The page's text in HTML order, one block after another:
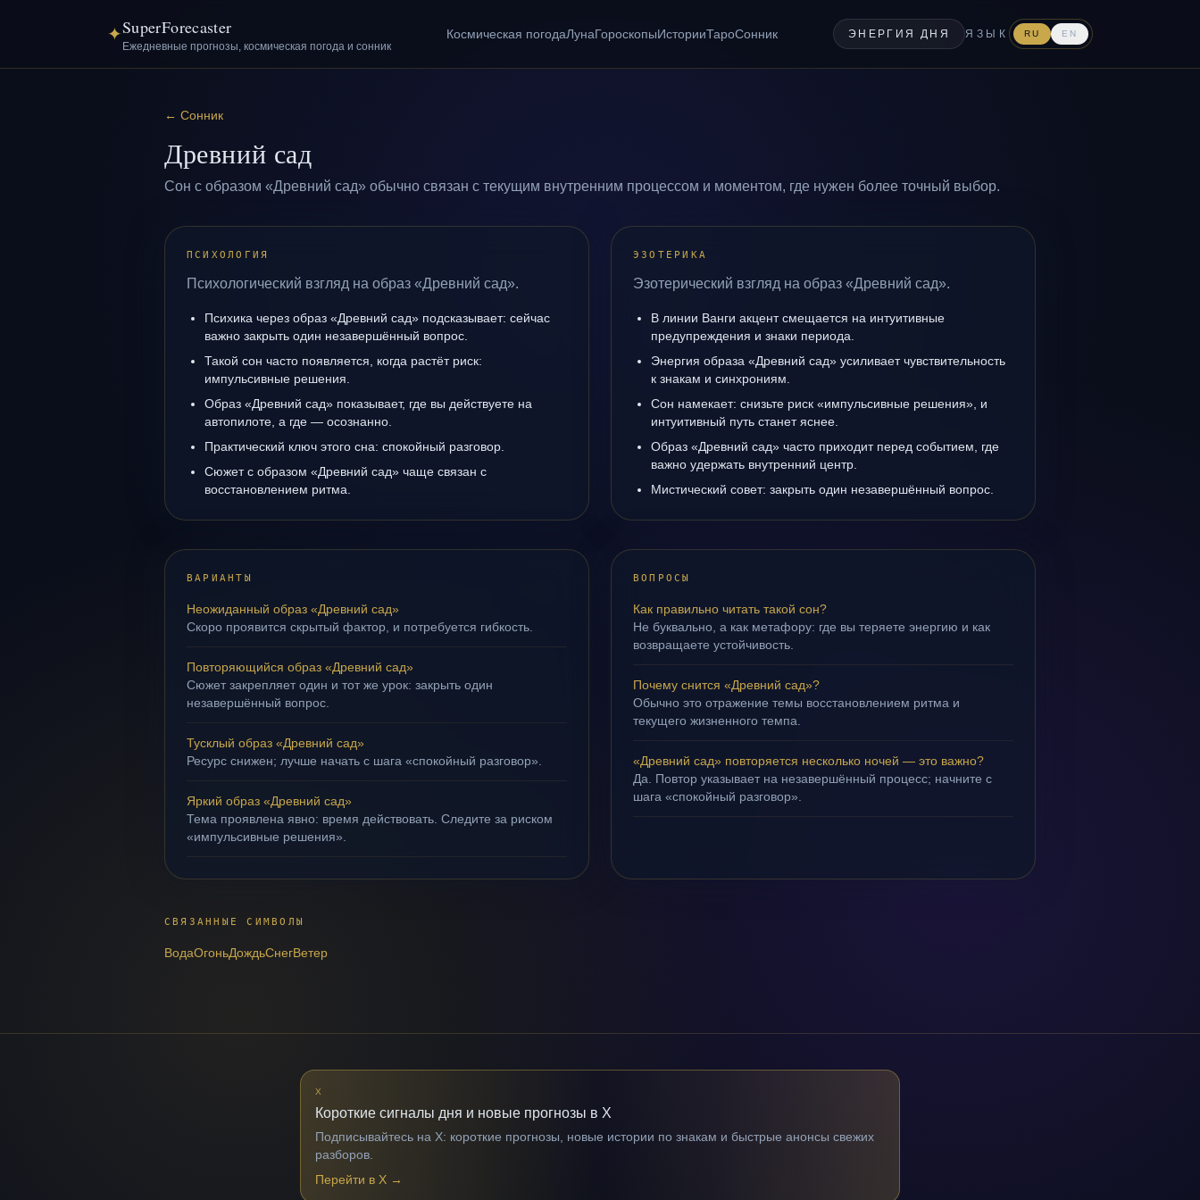
✦SuperForecaster
Ежедневные прогнозы, космическая погода и сонник
Космическая погодаЛунаГороскопыИсторииТароСонник ЭНЕРГИЯ ДНЯ ЯЗЫК RU EN
← Сонник
Древний сад
Сон с образом «Древний сад» обычно связан с текущим внутренним процессом и моментом, где нужен более точный выбор.
ПСИХОЛОГИЯ
Психологический взгляд на образ «Древний сад».
Психика через образ «Древний сад» подсказывает: сейчас
важно закрыть один незавершённый вопрос.
Такой сон часто появляется, когда растёт риск:
импульсивные решения.
Образ «Древний сад» показывает, где вы действуете на
автопилоте, а где — осознанно.
Практический ключ этого сна: спокойный разговор.
Сюжет с образом «Древний сад» чаще связан с
восстановлением ритма.
ЭЗОТЕРИКА
Эзотерический взгляд на образ «Древний сад».
В линии Ванги акцент смещается на интуитивные
предупреждения и знаки периода.
Энергия образа «Древний сад» усиливает чувствительность
к знакам и синхрониям.
Сон намекает: снизьте риск «импульсивные решения», и
интуитивный путь станет яснее.
Образ «Древний сад» часто приходит перед событием, где
важно удержать внутренний центр.
Мистический совет: закрыть один незавершённый вопрос.
ВАРИАНТЫ
Неожиданный образ «Древний сад»
Скоро проявится скрытый фактор, и потребуется гибкость.
Повторяющийся образ «Древний сад»
Сюжет закрепляет один и тот же урок: закрыть один
незавершённый вопрос.
Тусклый образ «Древний сад»
Ресурс снижен; лучше начать с шага «спокойный разговор».
Яркий образ «Древний сад»
Тема проявлена явно: время действовать. Следите за риском
«импульсивные решения».
ВОПРОСЫ
Как правильно читать такой сон?
Не буквально, а как метафору: где вы теряете энергию и как
возвращаете устойчивость.
Почему снится «Древний сад»?
Обычно это отражение темы восстановлением ритма и
текущего жизненного темпа.
«Древний сад» повторяется несколько ночей — это важно?
Да. Повтор указывает на незавершённый процесс; начните с
шага «спокойный разговор».
СВЯЗАННЫЕ СИМВОЛЫ
ВодаОгоньДождьСнегВетер
X
Короткие сигналы дня и новые прогнозы в X
Подписывайтесь на X: короткие прогнозы, новые истории по знакам и быстрые анонсы свежих
разборов.
Перейти в X →